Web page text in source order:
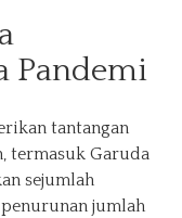
Pandemi
tantangan
termasuk Garuda
sejumlah
jumlah